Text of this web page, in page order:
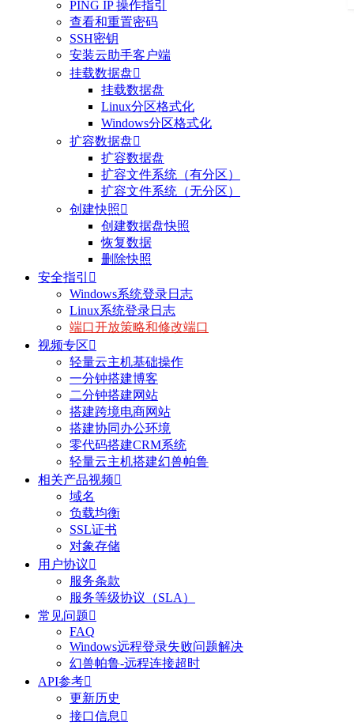
PING IP 操作指引
查看和重置密码
SSH密钥
安装云助手客户端
挂载数据盘
挂载数据盘
Linux分区格式化
Windows分区格式化
扩容数据盘
扩容数据盘
扩容文件系统（有分区）
扩容文件系统（无分区）
创建快照
创建数据盘快照
恢复数据
删除快照
安全指引 
Windows系统登录日志
Linux系统登录日志
端口开放策略和修改端口
视频专区
轻量云主机基础操作
一分钟搭建博客
二分钟搭建网站
搭建跨境电商网站
搭建协同办公环境
零代码搭建CRM系统
轻量云主机搭建幻兽帕鲁
相关产品视频
域名
负载均衡
SSL证书
对象存储
用户协议
服务条款
服务等级协议（SLA）
常见问题
FAQ
Windows远程登录失败问题解决
幻兽帕鲁-远程连接超时
API参考
更新历史
接口信息 